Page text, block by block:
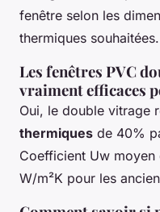
fenêtre selon les
thermiques souhaitées.
Les fenêtres PVC
vraiment efficaces
Oui, le double vitrage
thermiques de 40%
Coefficient Uw moyen
W/m²K pour les